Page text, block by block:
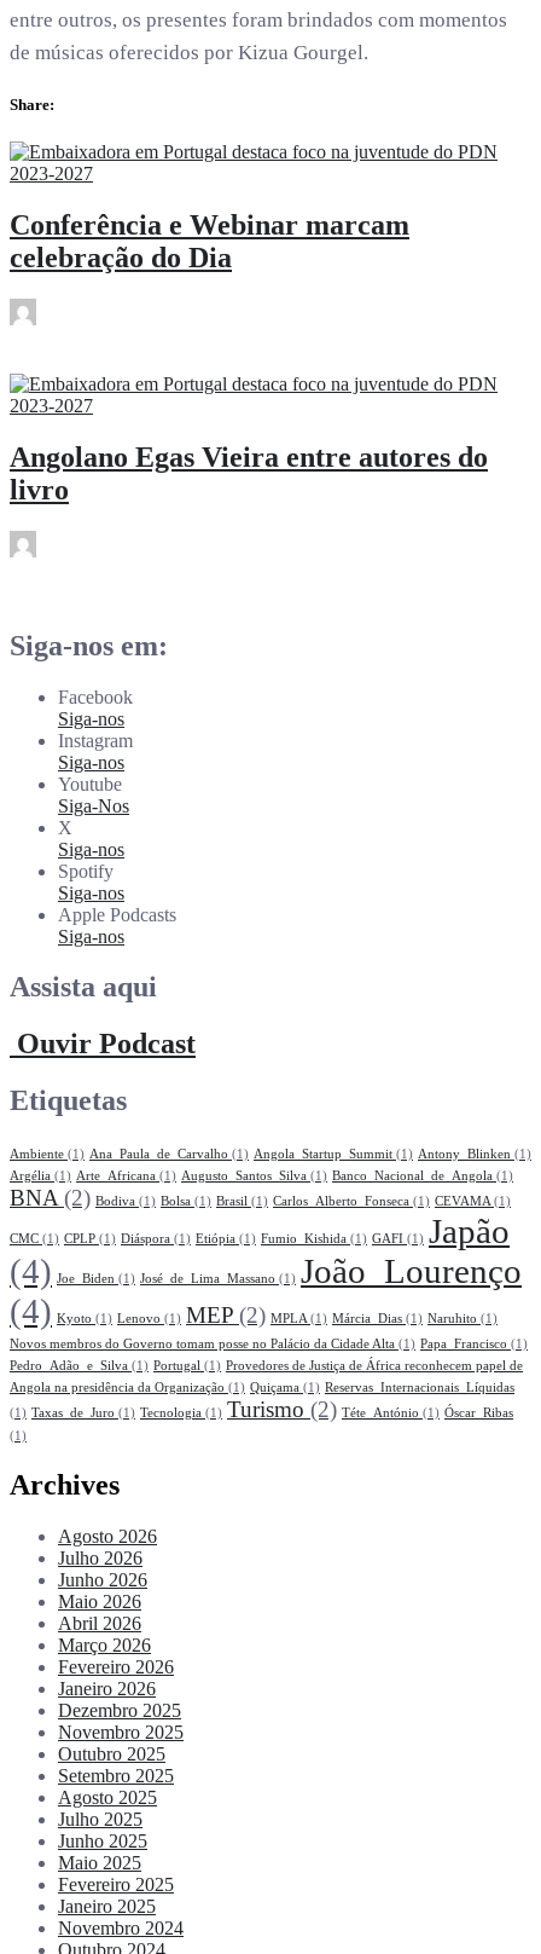
entre outros, os presentes foram brindados com momentos
de músicas oferecidos por Kizua Gourgel.
Share:
Conferência e Webinar marcam
celebração do Dia
Angolano Egas Vieira entre autores do
livro
Siga-nos em:
Facebook
Siga-nos
Instagram
Siga-nos
Youtube
Siga-Nos
X
Siga-nos
Spotify
Siga-nos
Apple Podcasts
Siga-nos
Assista aqui
Ouvir Podcast
Etiquetas
Ambiente (1) Ana_Paula_de_Carvalho (1) Angola_Startup_Summit (1) Antony_Blinken (1)
Argélia (1) Arte_Africana (1) Augusto_Santos_Silva (1) Banco_Nacional_de_Angola (1)
BNA (2) Bodiva (1) Bolsa (1) Brasil (1) Carlos_Alberto_Fonseca (1) CEVAMA (1)
CMC (1) CPLP (1) Diáspora (1) Etiópia (1) Fumio_Kishida (1) GAFI (1) Japão
(4) Joe_Biden (1) José_de_Lima_Massano (1) João_Lourenço
(4) Kyoto (1) Lenovo (1) MEP (2) MPLA (1) Márcia_Dias (1) Naruhito (1)
Novos membros do Governo tomam posse no Palácio da Cidade Alta (1) Papa_Francisco (1)
Pedro_Adão_e_Silva (1) Portugal (1) Provedores de Justiça de África reconhecem papel de
Angola na presidência da Organização (1) Quiçama (1) Reservas_Internacionais_Líquidas
(1) Taxas_de_Juro (1) Tecnologia (1) Turismo (2) Téte_António (1) Óscar_Ribas
(1)
Archives
Agosto 2026
Julho 2026
Junho 2026
Maio 2026
Abril 2026
Março 2026
Fevereiro 2026
Janeiro 2026
Dezembro 2025
Novembro 2025
Outubro 2025
Setembro 2025
Agosto 2025
Julho 2025
Junho 2025
Maio 2025
Fevereiro 2025
Janeiro 2025
Novembro 2024
Outubro 2024